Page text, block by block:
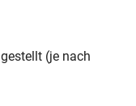
(je nach